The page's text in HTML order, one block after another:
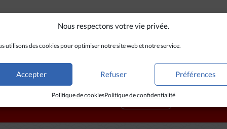
Nous respectons votre vie privée.
utilisons des cookies pour optimiser notre site web et notre service.
Accepter Refuser Préférences
Politique de cookiesPolitique de confidentialité